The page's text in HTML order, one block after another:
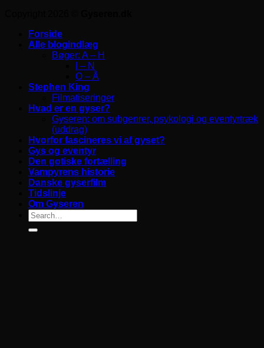
Forside
Alle blogindlæg
Bøger: A – H
I – N
O – Å
Stephen King
Filmatiseringer
Hvad er en gyser?
Gyseren: om subgenrer, psykologi og eventyrtræk
(uddrag)
Hvorfor fascineres vi af gyset?
Gys og eventyr
Den gotiske fortælling
Vampyrens historie
Danske gyserfilm
Tidslinje
Om Gyseren